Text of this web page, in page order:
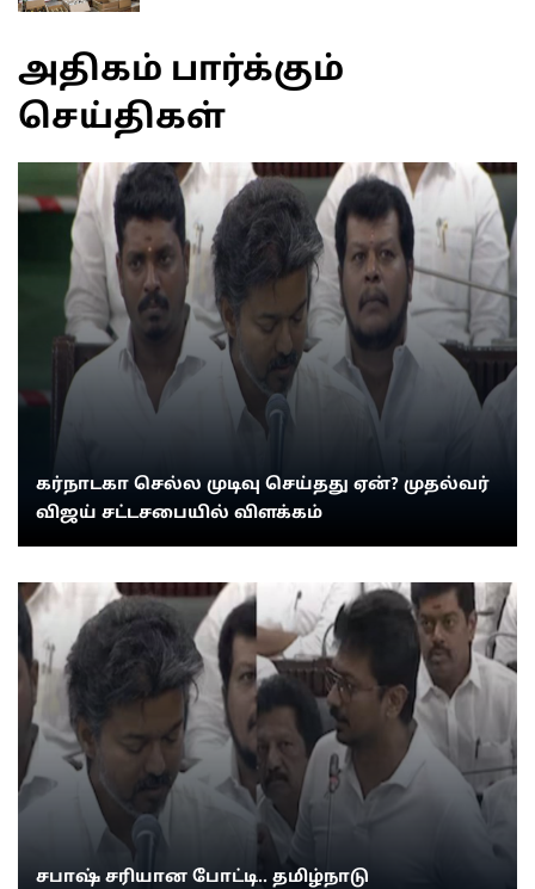
அதிகம் பார்க்கும்
செய்திகள்
கர்நாடகா செல்ல முடிவு செய்தது ஏன்? முதல்வர்
விஜய் சட்டசபையில் விளக்கம்
சபாஷ் சரியான போட்டி.. தமிழ்நாடு